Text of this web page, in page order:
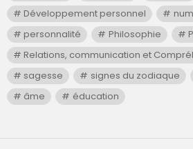
Développement personnel
personnalité
Philosophie
Relations, communication et
sagesse
signes du zodiaque
âme
éducation